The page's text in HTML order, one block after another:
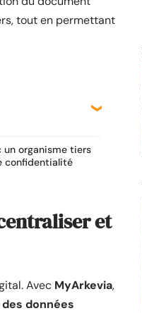
tout en permettant
un organisme tiers
confidentialité
et
Avec MyArkevia,
données